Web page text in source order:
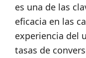
es una de las
eficacia en las
experiencia del
tasas de